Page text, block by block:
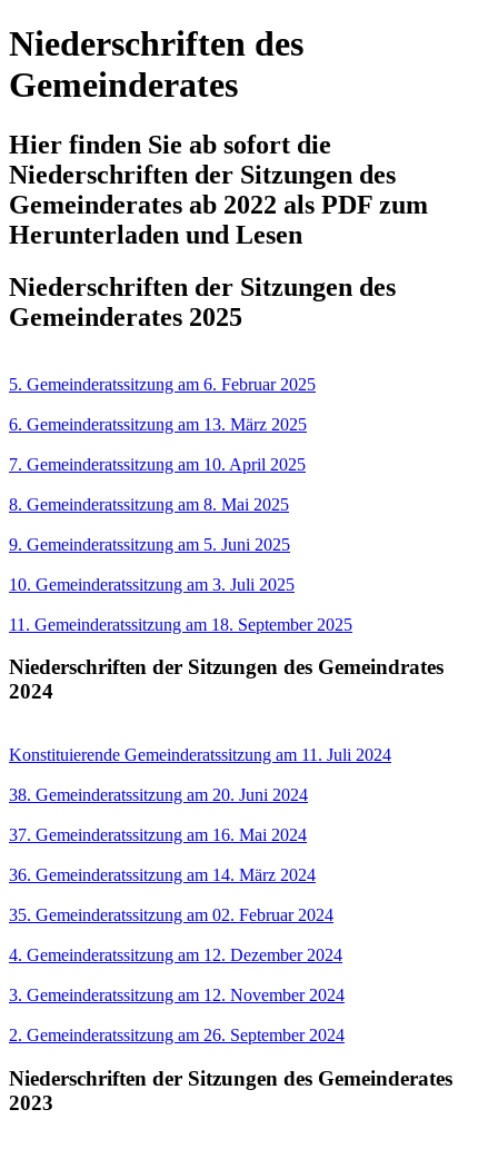
Niederschriften des
Gemeinderates
Hier finden Sie ab sofort die
Niederschriften der Sitzungen des
Gemeinderates ab 2022 als PDF zum
Herunterladen und Lesen
Niederschriften der Sitzungen des
Gemeinderates 2025
5. Gemeinderatssitzung am 6. Februar 2025
6. Gemeinderatssitzung am 13. März 2025
7. Gemeinderatssitzung am 10. April 2025
8. Gemeinderatssitzung am 8. Mai 2025
9. Gemeinderatssitzung am 5. Juni 2025
10. Gemeinderatssitzung am 3. Juli 2025
11. Gemeinderatssitzung am 18. September 2025
Niederschriften der Sitzungen des Gemeindrates
2024
Konstituierende Gemeinderatssitzung am 11. Juli 2024
38. Gemeinderatssitzung am 20. Juni 2024
37. Gemeinderatssitzung am 16. Mai 2024
36. Gemeinderatssitzung am 14. März 2024
35. Gemeinderatssitzung am 02. Februar 2024
4. Gemeinderatssitzung am 12. Dezember 2024
3. Gemeinderatssitzung am 12. November 2024
2. Gemeinderatssitzung am 26. September 2024
Niederschriften der Sitzungen des Gemeinderates
2023